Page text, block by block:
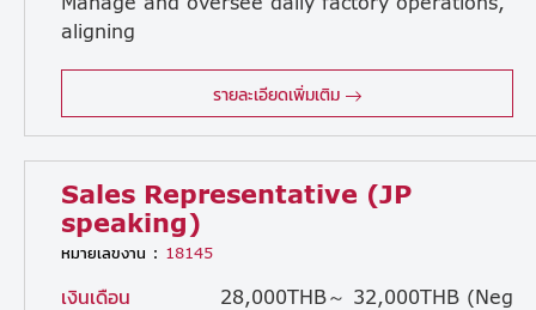
aligning
รายละเอียดเพิ่มเติม
Sales Representative (JP
speaking)
หมายเลขงาน : 18145
เงินเดือน
28,000THB～ 32,000THB (Neg